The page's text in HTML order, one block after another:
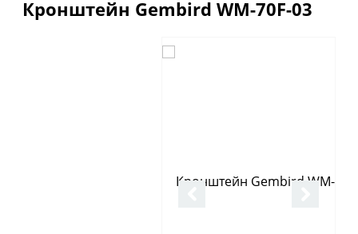
Кронштейн Gembird WM-70F-03